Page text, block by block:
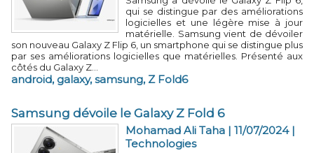
qui se distingue par des améliorations
logicielles et une légère mise à jour
matérielle. Samsung vient de dévoiler
son nouveau Galaxy Z Flip 6, un smartphone qui se distingue plus
par ses améliorations logicielles que matérielles. Présenté aux
côtés du Galaxy Z...
android, galaxy,samsung, Z Fold6
Samsung dévoile le Galaxy Z Fold 6
Mohamad Ali Taha | 11/07/2024|
Technologies